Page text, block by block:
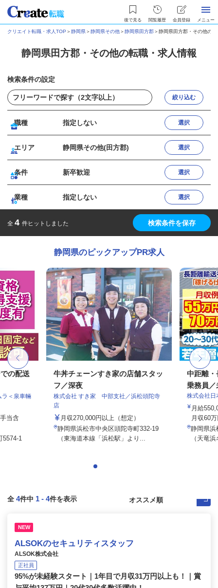
後で見る 閲覧履歴 会員登録 メニュー
クリエイト転職・求人TOP ＞静岡県＞静岡県その他＞静岡県田方郡＞静岡県田方郡・その他の
静岡県田方郡・その他の転職・求人情報
検索条件の設定
絞り込む
職種 指定しない 選択
エリア 静岡県その他(田方郡) 選択
条件 新卒歓迎 選択
業種 指定しない 選択
全 4 件ヒットしました 検索条件を保存
静岡県のピックアップPR求人
の配送
ラ＜泉車輛
当含
5574-1
牛丼チェーンすき家の店舗スタッ
フ／深夜
株式会社 すき家 中部支社／浜松頭陀寺
店
月収270,000円以上（想定）
静岡県浜松市中央区頭陀寺町332-19
（東海道本線「浜松駅」より...
中距離・
乗務員／
株式会社日
月給
月収60
静岡県浜
（天竜
全 4件中 1 - 4件を表示
NEW
ALSOKのセキュリティスタッフ
ALSOK株式会社
正社員
95%が未経験スタート｜1年目で月収31万円以上も！｜賞